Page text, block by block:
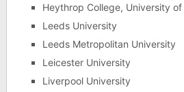
Heythrop College, University of
Leeds University
Leeds Metropolitan University
Leicester University
Liverpool University